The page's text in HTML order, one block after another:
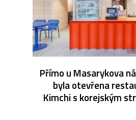
Přímo u Masarykova
byla otevřena
Kimchi s korejským